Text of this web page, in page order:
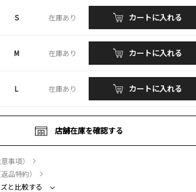
S 在庫あり カートに入れる
M 在庫あり カートに入れる
L 在庫あり カートに入れる
店舗在庫を確認する
事項）
品特約）
と比較する